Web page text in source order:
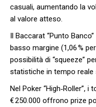
casuali, aumentando la
al valore atteso.
Il Baccarat “Punto
basso margine (1,06 %
possibilità di “squeeze”
statistiche in tempo
Nel Poker “High‑Roller”, i
€ 250.000 offrono prize